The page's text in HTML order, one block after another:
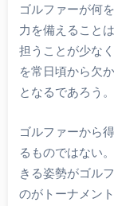
ゴルファーが何
力を備えること
担うことが少な
を常日頃から欠
となるであろう。
ゴルファーから
るものではない
きる姿勢がゴル
のがトーナメン